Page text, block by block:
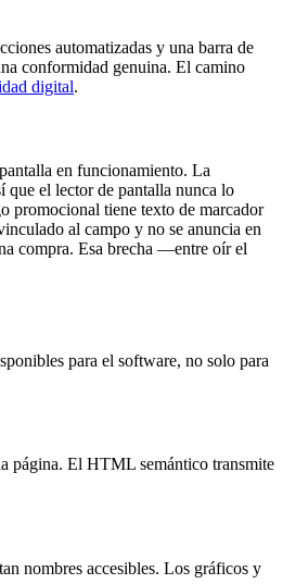
automatizadas y una barra de
conformidad genuina. El camino
digital.
en funcionamiento. La
que el lector de pantalla nunca lo
promocional tiene texto de marcador
al campo y no se anuncia en
compra. Esa brecha —entre oír el
para el software, no solo para
página. El HTML semántico transmite
nombres accesibles. Los gráficos y